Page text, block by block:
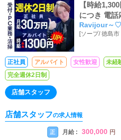
【時給
につき 電話
るスーパー
募集
Ravijour～♡
[ソープ/徳島
正社員 アルバイト 女性歓迎 未経
完全週休2日制
店舗スタッフ
店舗スタッフの求人情報
正 月給 : 300,000 円